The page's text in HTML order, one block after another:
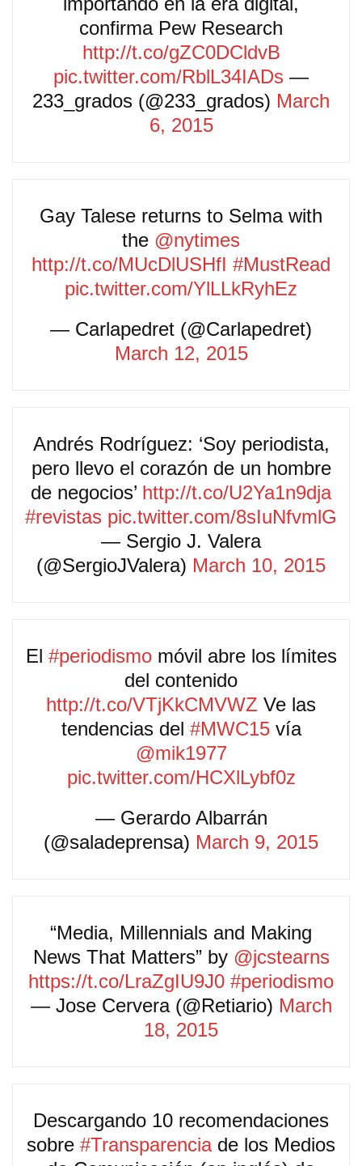
confirma Pew Research
http://t.co/gZC0DCldvB
pic.twitter.com/RblL34IADs —
233_grados (@233_grados) March
6, 2015
Gay Talese returns to Selma with
the @nytimes
http://t.co/MUcDlUSHfI #MustRead
pic.twitter.com/YlLLkRyhEz
— Carlapedret (@Carlapedret)
March 12, 2015
Andrés Rodríguez: ‘Soy periodista,
pero llevo el corazón de un hombre
de negocios’ http://t.co/U2Ya1n9dja
#revistas pic.twitter.com/8sIuNfvmlG
— Sergio J. Valera
(@SergioJValera) March 10, 2015
El #periodismomóvil abre los límites
del contenido
http://t.co/VTjKkCMVWZ Ve las
tendencias del #MWC15vía
@mik1977
pic.twitter.com/HCXlLybf0z
— Gerardo Albarrán
(@saladeprensa) March 9, 2015
“Media, Millennials and Making
News That Matters” by @jcstearns
https://t.co/LraZgIU9J0 #periodismo
— Jose Cervera (@Retiario) March
18, 2015
Descargando 10 recomendaciones
sobre #Transparenciade los Medios